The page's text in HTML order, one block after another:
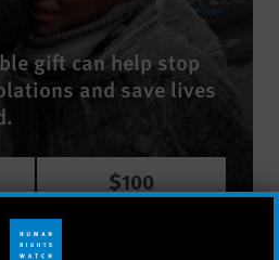
gift can help stop
and save lives
$100